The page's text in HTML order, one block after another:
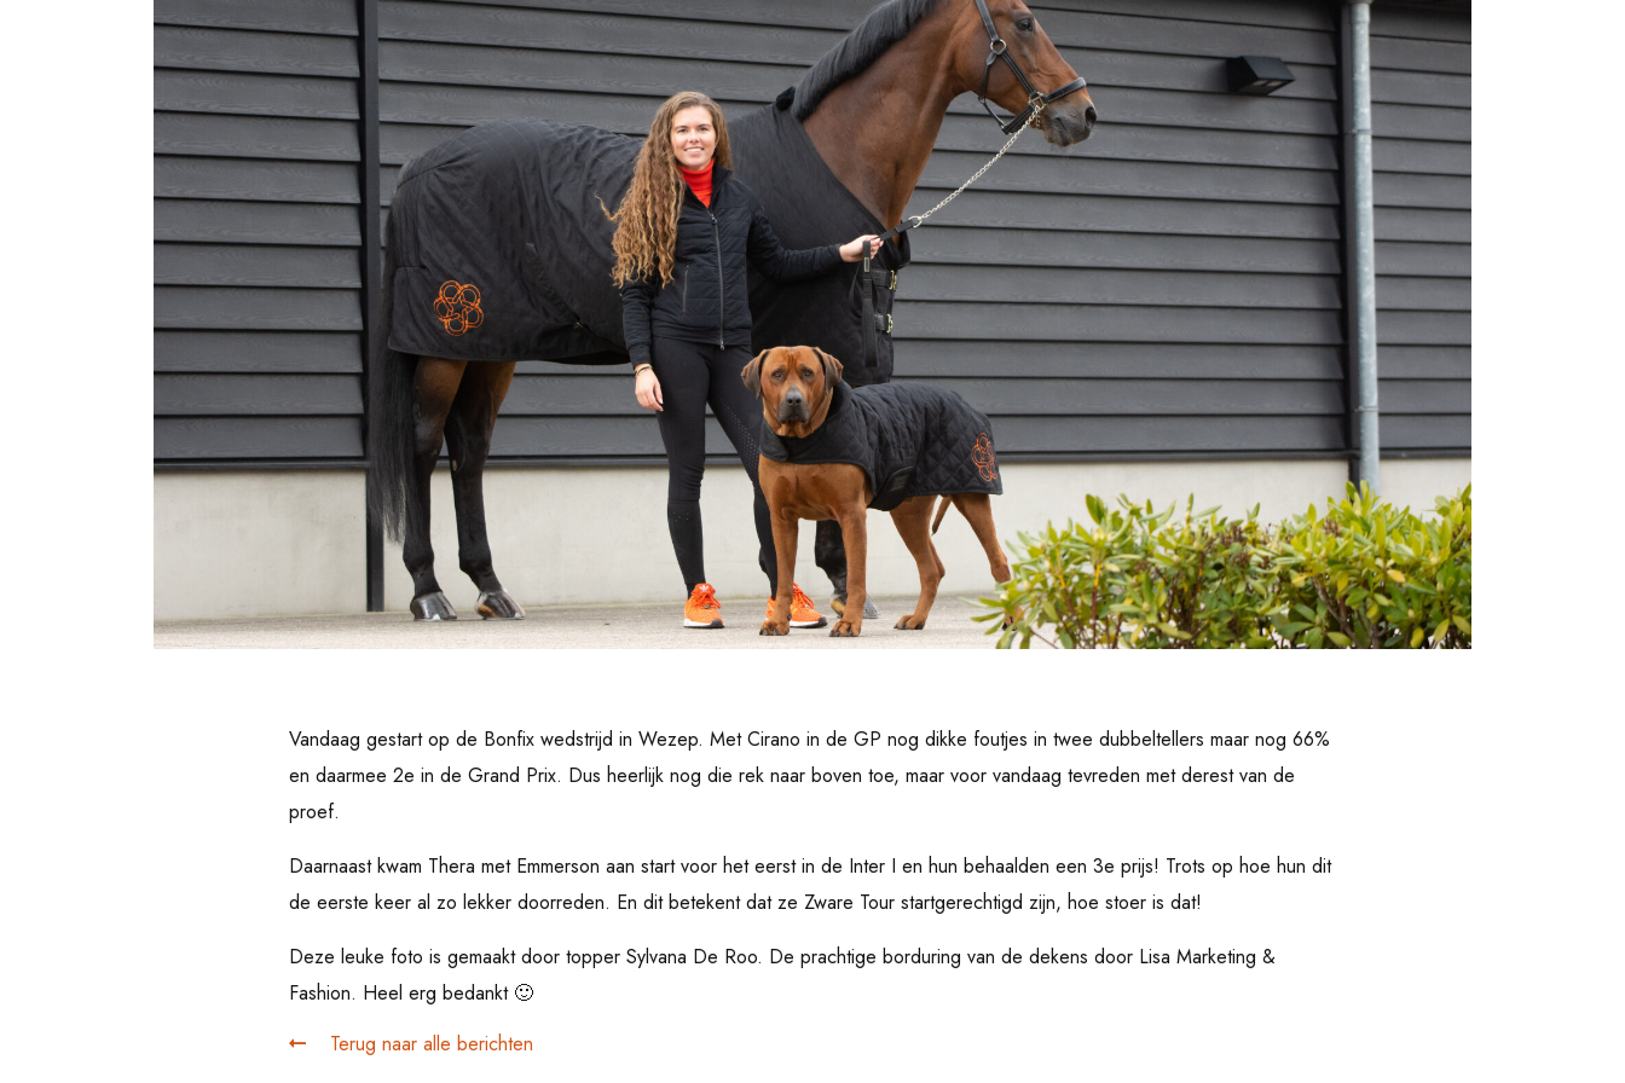
Vandaag gestart op de Bonfix wedstrijd in Wezep. Met Cirano in de GP nog dikke foutjes in twee dubbeltellers maar nog 66%
en daarmee 2e in de Grand Prix. Dus heerlijk nog die rek naar boven toe, maar voor vandaag tevreden met derest van de
proef.
Daarnaast kwam Thera met Emmerson aan start voor het eerst in de Inter I en hun behaalden een 3e prijs! Trots op hoe hun dit
de eerste keer al zo lekker doorreden. En dit betekent dat ze Zware Tour startgerechtigd zijn, hoe stoer is dat!
Deze leuke foto is gemaakt door topper Sylvana De Roo. De prachtige borduring van de dekens door Lisa Marketing &
Fashion. Heel erg bedankt 🙂
Terug naar alle berichten